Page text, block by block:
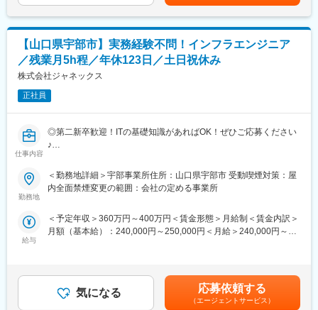
■休日出勤、夜間勤務について：
・所属する組織によっては、休日出勤（出社）の可能性がありま
す（その分は平日に振替休日を取得する）。※自宅待機の地域もあ
り（待機手当有）
・休日に大規模な設置作業がある等、特別な状況が発生した場合
は、休日出勤の可能性があります（その分は代休取得、若しくは
時間外勤務を適用）。
・休日出勤、夜間勤務は基本的にありません。※ただし、修理対応
■当社の特徴：
ンダーです。そのため、顧客の要望に確実に応えられる、最適な
提案ができます。
【山口県宇部市】実務経験不問！インフラエンジニア
／残業月5h程／年休123日／土日祝休み
株式会社ジャネックス
正社員
仕事内容
◎第二新卒歓迎！ITの基礎知識があればOK！ぜひご応募ください
♪
が整います！
◎JAグループの安定基盤あり！業績も伸長しています！
当社はソリューションサービスの提供を主な事業としています。
1973年4月に設立、山口県山口市に本社を置いています。事業拡
■業務内容：
主にJAグループに導入している基幹システム、金融システム、販
勤務地
＜勤務地詳細＞宇部事業所住所：山口県宇部市 受動喫煙対策：屋
内全面禁煙変更の範囲：会社の定める事業所
給与
＜予定年収＞360万円～400万円＜賃金形態＞月給制＜賃金内訳＞
月額（基本給）：240,000円～250,000円＜月給＞240,000円～
月給(月額)は固定手当を含めた表記です。
気になる 応募依頼する
（エージェントサービス）